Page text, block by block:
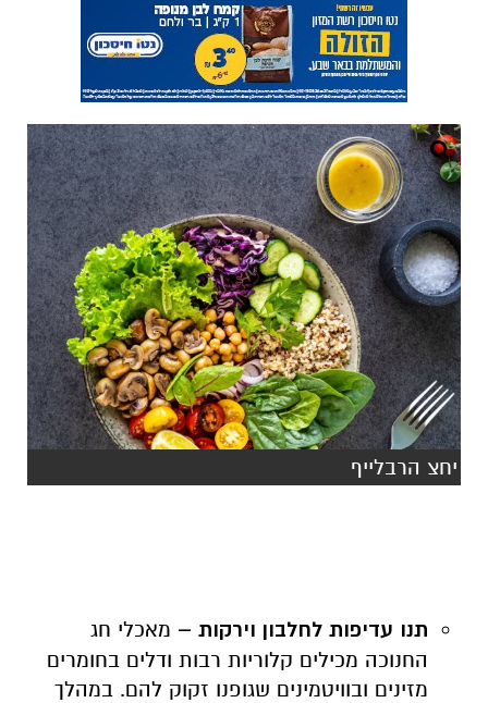
יחצ הרבלייף
תנו עדיפות לחלבון וירקות – מאכלי חג
החנוכה מכילים קלוריות רבות ודלים בחומרים
מזינים ובוויטמינים שגופנו זקוק להם. במהלך